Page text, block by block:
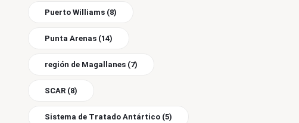
Puerto Williams (8)
Punta Arenas (14)
región de Magallanes (7)
SCAR (8)
Sistema de Tratado Antártico (5)